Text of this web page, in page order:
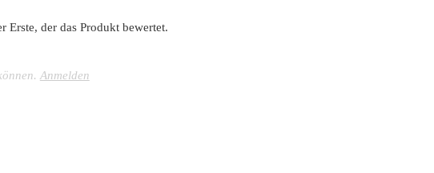
Erste, der das Produkt bewertet.
Anmelden